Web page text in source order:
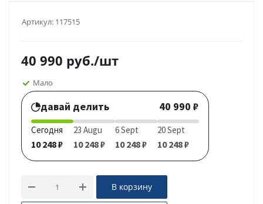
Артикул: 117515
40 990 руб./шт
Мало
давай делить 40 990 ₽
Сегодня
10 248 ₽
23 Augu
10 248 ₽
6 Sept
10 248 ₽
20 Sept
10 248 ₽
В корзину